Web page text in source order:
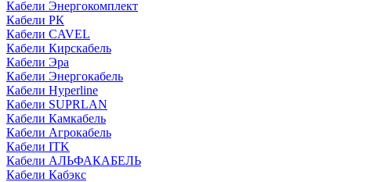
Кабели Энергокомплект
Кабели РК
Кабели CAVEL
Кабели Кирскабель
Кабели Эра
Кабели Энергокабель
Кабели Hyperline
Кабели SUPRLAN
Кабели Камкабель
Кабели Агрокабель
Кабели ITK
Кабели АЛЬФАКАБЕЛЬ
Кабели Кабэкс